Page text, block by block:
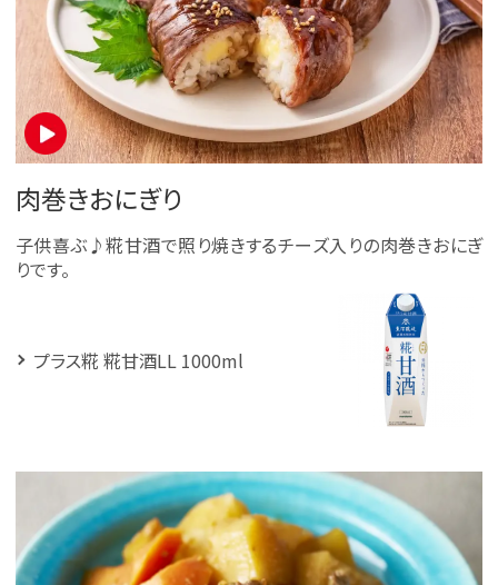
肉巻きおにぎり
子供喜ぶ♪糀甘酒で照り焼きするチーズ入りの肉巻きおにぎ
りです。
プラス糀 糀甘酒LL 1000ml